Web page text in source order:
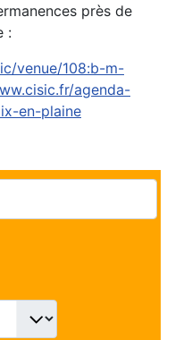
près de
:
venue/108:b-m-
agenda-
en-plaine